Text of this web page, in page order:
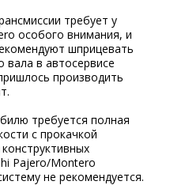
требует у
особого внимания, и
шприцевать
вала в автосервисе
производить
требуется полная
с прокачкой
Pajero/Montero
не рекомендуется.